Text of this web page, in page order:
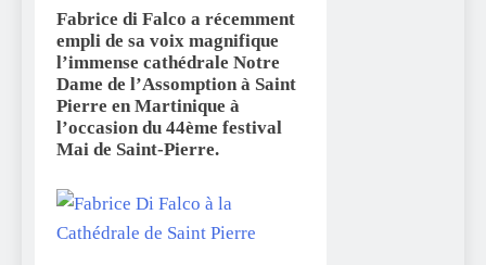
Fabrice di Falco a récemment
empli de sa voix magnifique
l’immense cathédrale Notre
Dame de l’Assomption à Saint
Pierre en Martinique à
l’occasion du 44ème festival
Mai de Saint-Pierre.